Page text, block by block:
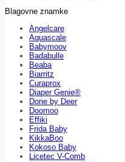
Blagovne znamke
Angelcare
Aquascale
Babymoov
Badabulle
Beaba
Biarritz
Curaprox
Diaper Genie®
Done by Deer
Doomoo
Effiki
Frida Baby
KikkaBoo
Kokoso Baby
Licetec V-Comb